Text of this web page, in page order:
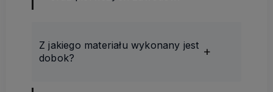
Z jakiego materiału wykonany jest
dobok?